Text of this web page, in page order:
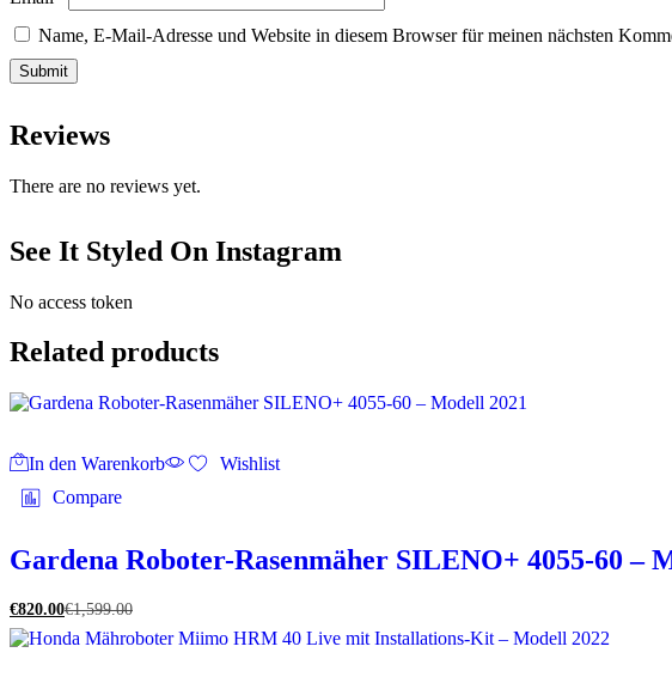
Name, E-Mail-Adresse und Website in diesem Browser für meinen nächsten
Reviews
There are no reviews yet.
See It Styled On Instagram
No access token
Related products
In den Warenkorb
Wishlist
Compare
Gardena Roboter-Rasenmäher SILENO+ 4055-60 –
€820.00€1,599.00